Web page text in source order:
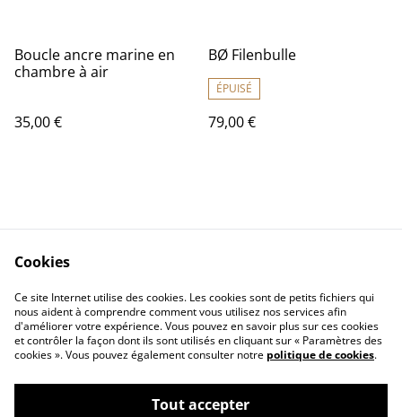
Boucle ancre marine en
chambre à air
35,00 €
BØ Filenbulle
ÉPUISÉ
79,00 €
Contactez moi
Conditions Légales
Politique de Cookies
Cookies
Ce site Internet utilise des cookies. Les cookies sont de petits fichiers qui
nous aident à comprendre comment vous utilisez nos services afin
d'améliorer votre expérience. Vous pouvez en savoir plus sur ces cookies
et contrôler la façon dont ils sont utilisés en cliquant sur « Paramètres des
cookies ». Vous pouvez également consulter notre politique de cookies.
Tout accepter